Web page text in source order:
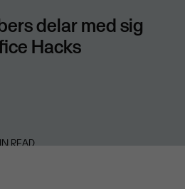
delar med sig
Hacks
READ